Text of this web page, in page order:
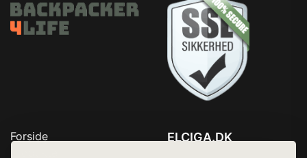
Forside
ELCIGA.DK